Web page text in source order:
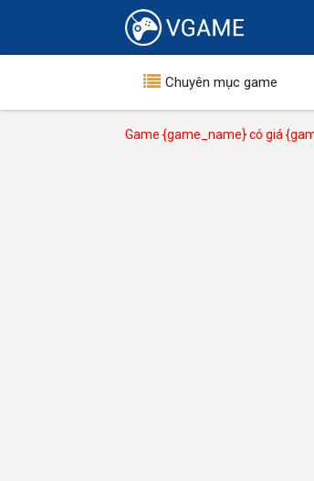
Chuyên mục game
Game {game_name} có giá